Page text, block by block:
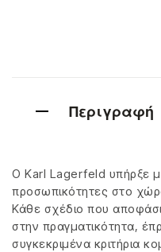
Περιγραφή
Ο Karl Lagerfeld υπήρξε
προσωπικότητες στο
Κάθε σχέδιο που
στην πραγματικότητα,
συγκεκριμένα κριτήρια